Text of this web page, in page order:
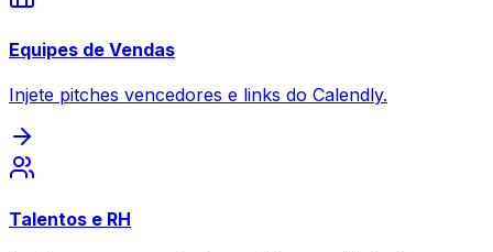
Equipes de Vendas
Injete pitches vencedores e links do Calendly.
Talentos e RH